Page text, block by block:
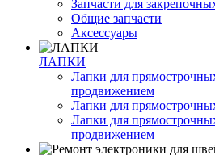
Запчасти для
Общие запчасти
Аксессуары
ЛАПКИ
Лапки для
продвижением
Лапки для
Лапки для
продвижением